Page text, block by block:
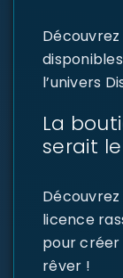
Découvrez
l’univers
La
serait
licence
pour créer
rêver !